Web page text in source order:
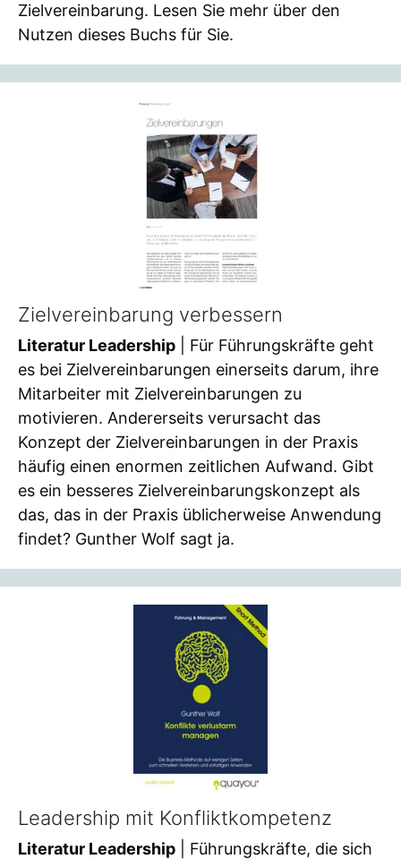
Zielvereinbarung. Lesen Sie mehr über den
Nutzen dieses Buchs für Sie.
Zielvereinbarung verbessern
Literatur Leadership | Für Führungskräfte geht
es bei Zielvereinbarungen einerseits darum, ihre
Mitarbeiter mit Zielvereinbarungen zu
motivieren. Andererseits verursacht das
Konzept der Zielvereinbarungen in der Praxis
häufig einen enormen zeitlichen Aufwand. Gibt
es ein besseres Zielvereinbarungskonzept als
das, das in der Praxis üblicherweise Anwendung
findet? Gunther Wolf sagt ja.
Leadership mit Konfliktkompetenz
Literatur Leadership | Führungskräfte, die sich